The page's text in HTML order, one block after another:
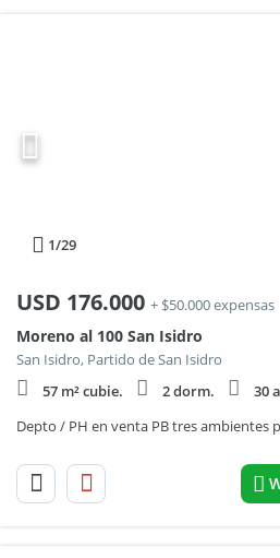
1/29
USD 176.000 + $50.000 expensas
Moreno al 100 San Isidro
San Isidro, Partido de San Isidro
57 m² cubie.
2 dorm.
30
Depto / PH en venta PB tres ambientes